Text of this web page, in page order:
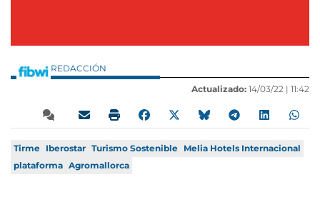
REDACCIÓN
Actualizado: 14/03/22 | 11:42
Tirme Iberostar Turismo Sostenible Melia Hotels Internacional
plataforma Agromallorca